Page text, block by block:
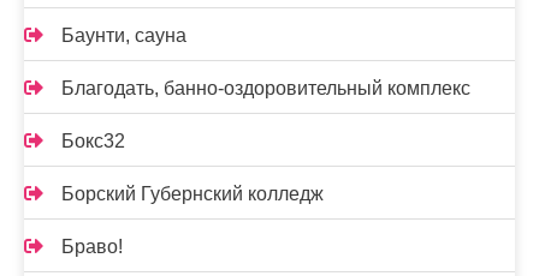
Баунти, сауна
Благодать, банно-оздоровительный комплекс
Бокс32
Борский Губернский колледж
Браво!